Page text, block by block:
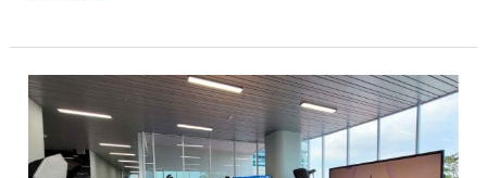
Jasa
PIC
production